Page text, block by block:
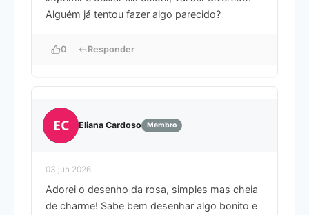
Alguém já tentou fazer algo parecido?
0 Responder
EC Eliana Cardoso Membro
03 jun 2026
Adorei o desenho da rosa, simples mas cheia
de charme! Sabe bem desenhar algo bonito e